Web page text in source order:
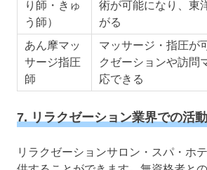
り師・きゅ
う師）
術が可能になり、東
がる
あん摩マッ
サージ指圧
師
マッサージ・指圧が
クゼーションや訪問
応できる
7. リラクゼーション業界での活動
リラクゼーションサロン・スパ・ホ